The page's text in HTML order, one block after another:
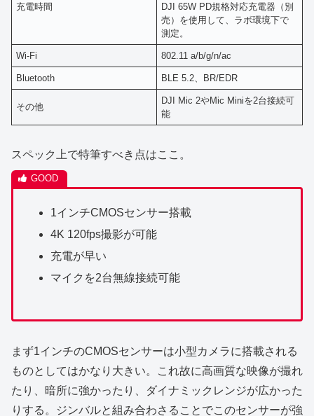
充電時間
DJI 65W PD規格対応充電器（別
売）を使用して、ラボ環境下で
測定。
Wi-Fi 802.11 a/b/g/n/ac
Bluetooth BLE 5.2、BR/EDR
その他
DJI Mic 2やMic Miniを2台接続可
能
スペック上で特筆すべき点はここ。
1インチCMOSセンサー搭載
4K 120fps撮影が可能
充電が早い
マイクを2台無線接続可能
まず1インチのCMOSセンサーは小型カメラに搭載される
ものとしてはかなり大きい。これ故に高画質な映像が撮れ
たり、暗所に強かったり、ダイナミックレンジが広かった
りする。ジンバルと組み合わさることでこのセンサーが強